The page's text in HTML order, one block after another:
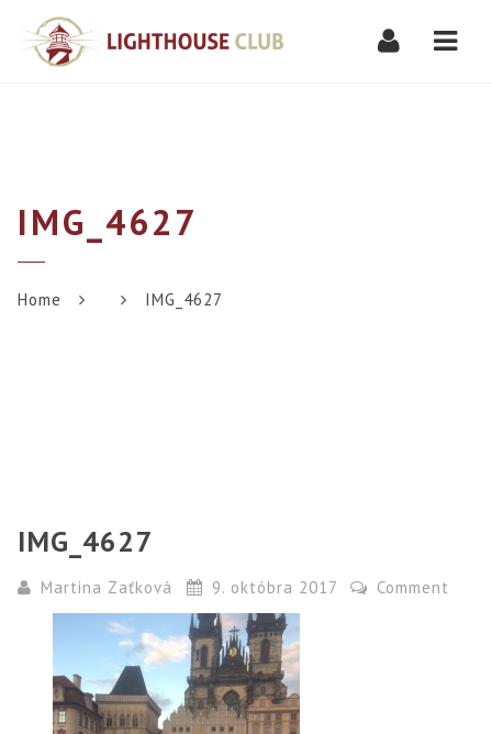
IMG_4627
Home IMG_4627
IMG_4627
Martina Zaťková 9. októbra 2017 Comment